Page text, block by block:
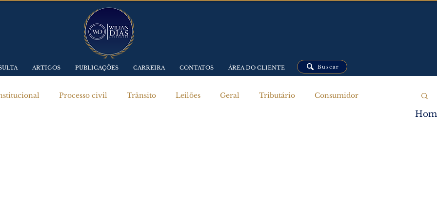
ARTIGOS PUBLICAÇÕES CARREIRA CONTATOS ÁREA DO CLIENTE Buscar
Processo civil Trânsito Leilões Geral Tributário Consumidor